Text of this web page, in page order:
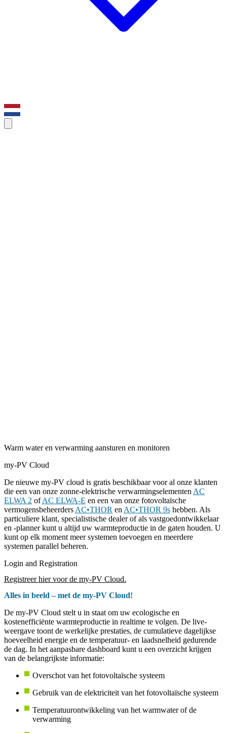
Warm water en verwarming aansturen en monitoren
my-PV Cloud
De nieuwe my-PV cloud is gratis beschikbaar voor al onze klanten
die een van onze zonne-elektrische verwarmingselementen AC
ELWA 2 ofAC ELWA-E en een van onze fotovoltaïsche
vermogensbeheerders AC•THOR en AC•THOR 9s hebben. Als
particuliere klant, specialistische dealer of als vastgoedontwikkelaar
en -planner kunt u altijd uw warmteproductie in de gaten houden. U
kunt op elk moment meer systemen toevoegen en meerdere
systemen parallel beheren.
Login and Registration
Registreer hier voor de my-PV Cloud.
Alles in beeld – met de my-PV Cloud!
De my-PV Cloud stelt u in staat om uw ecologische en
kostenefficiënte warmteproductie in realtime te volgen. De live-
weergave toont de werkelijke prestaties, de cumulatieve dagelijkse
hoeveelheid energie en de temperatuur- en laadsnelheid gedurende
de dag. In het aanpasbare dashboard kunt u een overzicht krijgen
van de belangrijkste informatie:
Overschot van het fotovoltaïsche systeem
Gebruik van de elektriciteit van het fotovoltaïsche systeem
Temperatuurontwikkeling van het warmwater of de
verwarming